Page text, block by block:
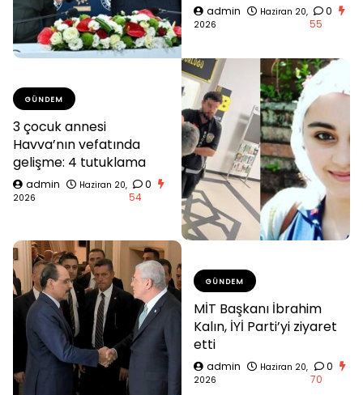
admin
Haziran 20,
2026
0
55
GÜNDEM
3 çocuk annesi
Havva’nın vefatında
gelişme: 4 tutuklama
admin
Haziran 20,
2026
0
54
GÜNDEM
MİT Başkanı İbrahim
Kalın, İYİ Parti’yi ziyaret
etti
admin
Haziran 20,
2026
0
70